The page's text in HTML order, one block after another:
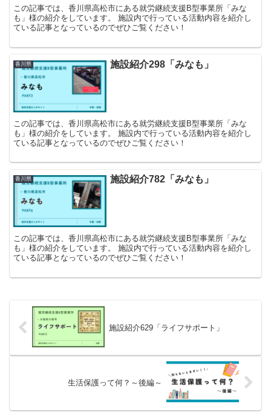
この記事では、香川県高松市にある就労継続支援B型事業所「みな
も」様の紹介をしています。 施設内で行っている活動内容を紹介し
ている記事となっているのでぜひご覧ください！
香川県 施設紹介298「みなも」
この記事では、香川県高松市にある就労継続支援B型事業所「みな
も」様の紹介をしています。 施設内で行っている活動内容を紹介し
ている記事となっているのでぜひご覧ください！
香川県 施設紹介782「みなも」
この記事では、香川県高松市にある就労継続支援B型事業所「みな
も」様の紹介をしています。 施設内で行っている活動内容を紹介し
ている記事となっているのでぜひご覧ください！
施設紹介629「ライフサポート」
生活保護って何？～後編～